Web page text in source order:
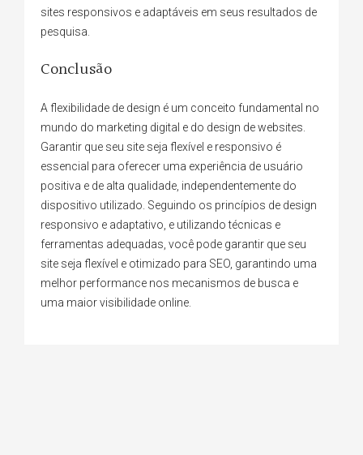
sites responsivos e adaptáveis em seus resultados de
pesquisa.
Conclusão
A flexibilidade de design é um conceito fundamental no
mundo do marketing digital e do design de websites.
Garantir que seu site seja flexível e responsivo é
essencial para oferecer uma experiência de usuário
positiva e de alta qualidade, independentemente do
dispositivo utilizado. Seguindo os princípios de design
responsivo e adaptativo, e utilizando técnicas e
ferramentas adequadas, você pode garantir que seu
site seja flexível e otimizado para SEO, garantindo uma
melhor performance nos mecanismos de busca e
uma maior visibilidade online.